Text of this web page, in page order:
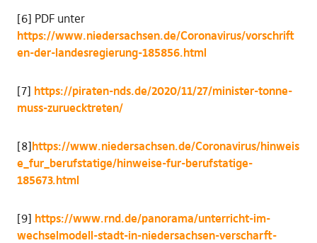
[6] PDF unter
https://www.niedersachsen.de/Coronavirus/vorschrift
en-der-landesregierung-185856.html
[7] https://piraten-nds.de/2020/11/27/minister-tonne-
muss-zuruecktreten/
[8]https://www.niedersachsen.de/Coronavirus/hinweis
e_fur_berufstatige/hinweise-fur-berufstatige-
185673.html
[9] https://www.rnd.de/panorama/unterricht-im-
wechselmodell-stadt-in-niedersachsen-verscharft-